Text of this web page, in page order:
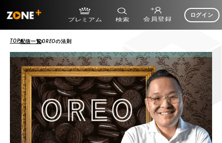
ログイン
TOP配信一覧OREOの法則